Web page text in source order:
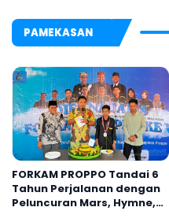
PAMEKASAN
FORKAM PROPPO Tandai 6
Tahun Perjalanan dengan
Peluncuran Mars, Hymne,